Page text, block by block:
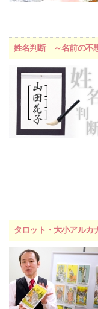
姓名判断 ～名前の不
タロット・大小アルカ